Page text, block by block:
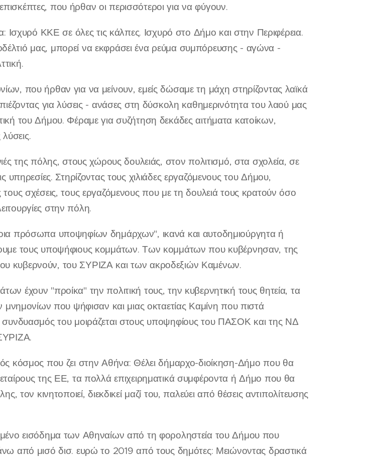
που ήρθαν οι περισσότεροι για να φύγουν.
Ισχυρό ΚΚΕ σε όλες τις κάλπες. Ισχυρό στο Δήμο και στην Περιφέρεια.
μας, μπορεί να εκφράσει ένα ρεύμα συμπόρευσης - αγώνα -
που ήρθαν για να μείνουν, εμείς δώσαμε τη μάχη στηρίζοντας λαϊκά
για λύσεις - ανάσες στη δύσκολη καθημερινότητα του λαού μας
του Δήμου. Φέραμε για συζήτηση δεκάδες αιτήματα κατοίκων,
της πόλης, στους χώρους δουλειάς, στον πολιτισμό, στα σχολεία, σε
υπηρεσίες. Στηρίζοντας τους χιλιάδες εργαζόμενους του Δήμου,
τους σχέσεις, τους εργαζόμενους που με τη δουλειά τους κρατούν όσο
στην πόλη.
πρόσωπα υποψηφίων δημάρχων", ικανά και αυτοδημιούργητα ή
τους υποψήφιους κομμάτων. Των κομμάτων που κυβέρνησαν, της
κυβερνούν, του ΣΥΡΙΖΑ και των ακροδεξιών Καμένων.
έχουν "προίκα" την πολιτική τους, την κυβερνητική τους θητεία, τα
μνημονίων που ψήφισαν και μιας οκταετίας Καμίνη που πιστά
του μοιράζεται στους υποψηφίους του ΠΑΣΟΚ και της ΝΔ
κόσμος που ζει στην Αθήνα: Θέλει δήμαρχο-διοίκηση-Δήμο που θα
της ΕΕ, τα πολλά επιχειρηματικά συμφέροντα ή Δήμο που θα
τον κινητοποιεί, διεκδικεί μαζί του, παλεύει από θέσεις αντιπολίτευσης
εισόδημα των Αθηναίων από τη φοροληστεία του Δήμου που
από μισό δισ. ευρώ το 2019 από τους δημότες: Μειώνοντας δραστικά